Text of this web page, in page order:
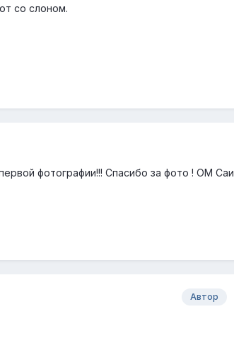
со слоном.
фотографии!!! Спасибо за фото ! ОМ Саи
Автор